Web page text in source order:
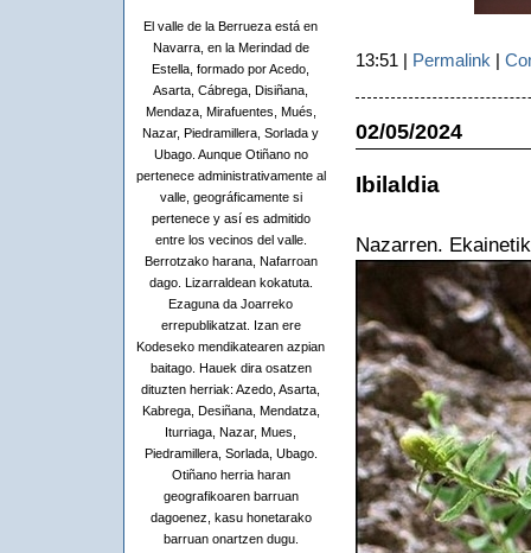
El valle de la Berrueza está en
Navarra, en la Merindad de
Estella, formado por Acedo,
Asarta, Cábrega, Disiñana,
Mendaza, Mirafuentes, Mués,
Nazar, Piedramillera, Sorlada y
Ubago. Aunque Otiñano no
pertenece administrativamente al
valle, geográficamente si
pertenece y así es admitido
entre los vecinos del valle.
Berrotzako harana, Nafarroan
dago. Lizarraldean kokatuta.
Ezaguna da Joarreko
errepublikatzat. Izan ere
Kodeseko mendikatearen azpian
baitago. Hauek dira osatzen
dituzten herriak: Azedo, Asarta,
Kabrega, Desiñana, Mendatza,
Iturriaga, Nazar, Mues,
Piedramillera, Sorlada, Ubago.
Otiñano herria haran
geografikoaren barruan
dagoenez, kasu honetarako
barruan onartzen dugu.
13:51 | Permalink |
02/05/2024
Ibilaldia
Nazarren.